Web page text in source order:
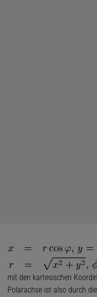
mit den kartesischen
Polarachse ist also durch